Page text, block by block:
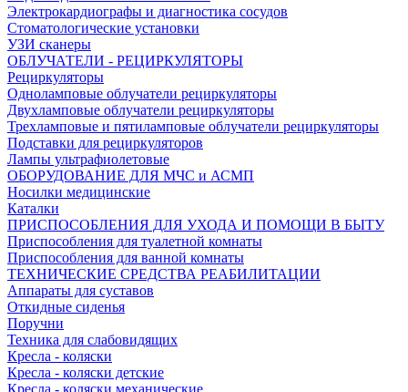
Электрокардиографы и диагностика сосудов
Стоматологические установки
УЗИ сканеры
ОБЛУЧАТЕЛИ - РЕЦИРКУЛЯТОРЫ
Рециркуляторы
Одноламповые облучатели рециркуляторы
Двухламповые облучатели рециркуляторы
Трехламповые и пятиламповые облучатели рециркуляторы
Подставки для рециркуляторов
Лампы ультрафиолетовые
ОБОРУДОВАНИЕ ДЛЯ МЧС и АСМП
Носилки медицинские
Каталки
ПРИСПОСОБЛЕНИЯ ДЛЯ УХОДА И ПОМОЩИ В БЫТУ
Приспособления для туалетной комнаты
Приспособления для ванной комнаты
ТЕХНИЧЕСКИЕ СРЕДСТВА РЕАБИЛИТАЦИИ
Аппараты для суставов
Откидные сиденья
Поручни
Техника для слабовидящих
Кресла - коляски
Кресла - коляски детские